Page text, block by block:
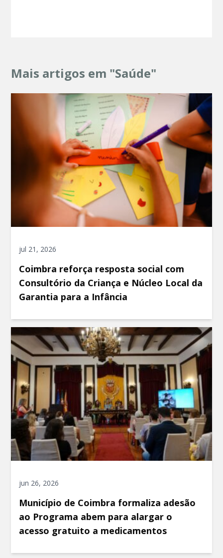
Mais artigos em "Saúde"
jul 21, 2026
Coimbra reforça resposta social com
Consultório da Criança e Núcleo Local da
Garantia para a Infância
jun 26, 2026
Município de Coimbra formaliza adesão
ao Programa abem para alargar o
acesso gratuito a medicamentos